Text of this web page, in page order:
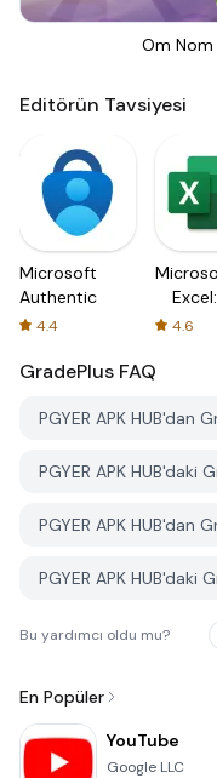
Om Nom
Editörün Tavsiyesi
Microsoft
Authenticator
4.4
Excel:
4.6
GradePlus FAQ
PGYER APK HUB'dan
PGYER APK
Bu yardımcı oldu mu?
En Popüler
YouTube
Google LLC